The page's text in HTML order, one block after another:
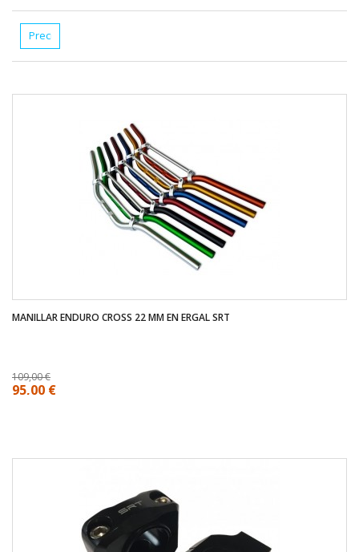
MANILLAR ENDURO CROSS 22 MM EN ERGAL SRT
109,00 €
95,00 €